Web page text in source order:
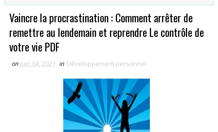
Vaincre la procrastination : Comment arrêter de
remettre au lendemain et reprendre Le contrôle de
votre vie PDF
on juin 04, 2021 in Développement personnel